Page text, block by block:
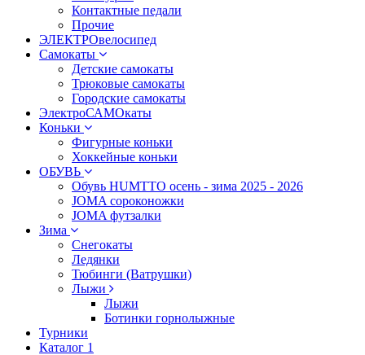
Контактные педали
Прочие
ЭЛЕКТРОвелосипед
Самокаты
Детские самокаты
Трюковые самокаты
Городские самокаты
ЭлектроСАМОкаты
Коньки
Фигурные коньки
Хоккейные коньки
ОБУВЬ
Обувь HUMTTO осень - зима 2025 - 2026
JOMA сороконожки
JOMA футзалки
Зима
Снегокаты
Ледянки
Тюбинги (Ватрушки)
Лыжи
Лыжи
Ботинки горнолыжные
Турники
Каталог 1